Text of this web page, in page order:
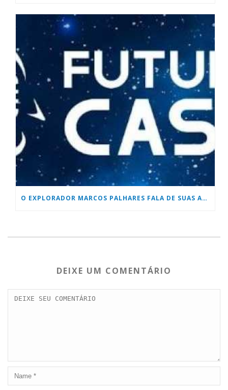
O EXPLORADOR MARCOS PALHARES FALA DE SUAS AVENTURAS
DEIXE UM COMENTÁRIO